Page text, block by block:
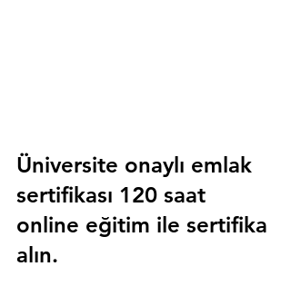
Üniversite onaylı emlak
sertifikası 120 saat
online eğitim ile sertifika
alın.